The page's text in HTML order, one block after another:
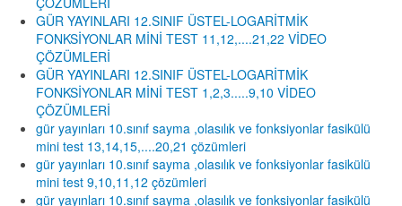
GÜR YAYINLARI 12.SINIF ÜSTEL-LOGARİTMİK
FONKSİYONLAR MİNİ TEST 11,12,....21,22 VİDEO
ÇÖZÜMLERİ
GÜR YAYINLARI 12.SINIF ÜSTEL-LOGARİTMİK
FONKSİYONLAR MİNİ TEST 1,2,3.....9,10 VİDEO
ÇÖZÜMLERİ
gür yayınları 10.sınıf sayma ,olasılık ve fonksiyonlar fasikülü
mini test 13,14,15,....20,21 çözümleri
gür yayınları 10.sınıf sayma ,olasılık ve fonksiyonlar fasikülü
mini test 9,10,11,12 çözümleri
gür yayınları 10.sınıf sayma ,olasılık ve fonksiyonlar fasikülü